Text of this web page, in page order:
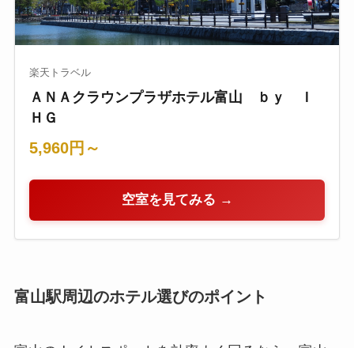
楽天トラベル
ＡＮＡクラウンプラザホテル富山 ｂｙ Ｉ
ＨＧ
5,960円～
空室を見てみる →
富山駅周辺のホテル選びのポイント